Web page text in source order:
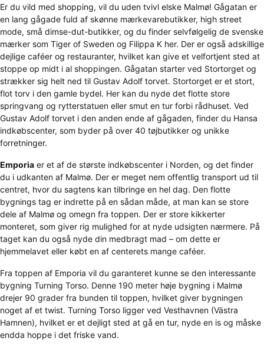
Er du vild med shopping, vil du uden tvivl elske Malmø! Gågatan er
en lang gågade fuld af skønne mærkevarebutikker, high street
mode, små dimse-dut-butikker, og du finder selvfølgelig de svenske
mærker som Tiger of Sweden og Filippa K her. Der er også adskillige
dejlige caféer og restauranter, hvilket kan give et velfortjent sted at
stoppe op midt i al shoppingen. Gågatan starter ved Stortorget og
strækker sig helt ned til Gustav Adolf torvet. Stortorget er et stort,
flot torv i den gamle bydel. Her kan du nyde det flotte store
springvang og rytterstatuen eller smut en tur forbi rådhuset. Ved
Gustav Adolf torvet i den anden ende af gågaden, finder du Hansa
indkøbscenter, som byder på over 40 tøjbutikker og unikke
forretninger.
Emporia er et af de største indkøbscenter i Norden, og det finder
du i udkanten af Malmø. Der er meget nem offentlig transport ud til
centret, hvor du sagtens kan tilbringe en hel dag. Den flotte
bygnings tag er indrette på en sådan måde, at man kan se store
dele af Malmø og omegn fra toppen. Der er store kikkerter
monteret, som giver rig mulighed for at nyde udsigten nærmere. På
taget kan du også nyde din medbragt mad – om dette er
hjemmelavet eller købt en af centerets mange caféer.
Fra toppen af Emporia vil du garanteret kunne se den interessante
bygning Turning Torso. Denne 190 meter høje bygning i Malmø
drejer 90 grader fra bunden til toppen, hvilket giver bygningen
noget af et twist. Turning Torso ligger ved Vesthavnen (Västra
Hamnen), hvilket er et dejligt sted at gå en tur, nyde en is og måske
endda hoppe i det friske vand.